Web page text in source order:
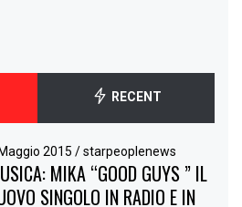
RECENT
2015/ starpeoplenews
MIKA “GOOD GUYS ” IL
SINGOLO IN RADIO E IN